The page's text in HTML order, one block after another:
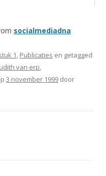
socialmediadna
1, Publicaties en getagged
van erp,
3 november 1999 door